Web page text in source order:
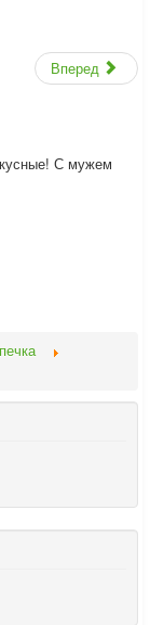
Вперед
С мужем